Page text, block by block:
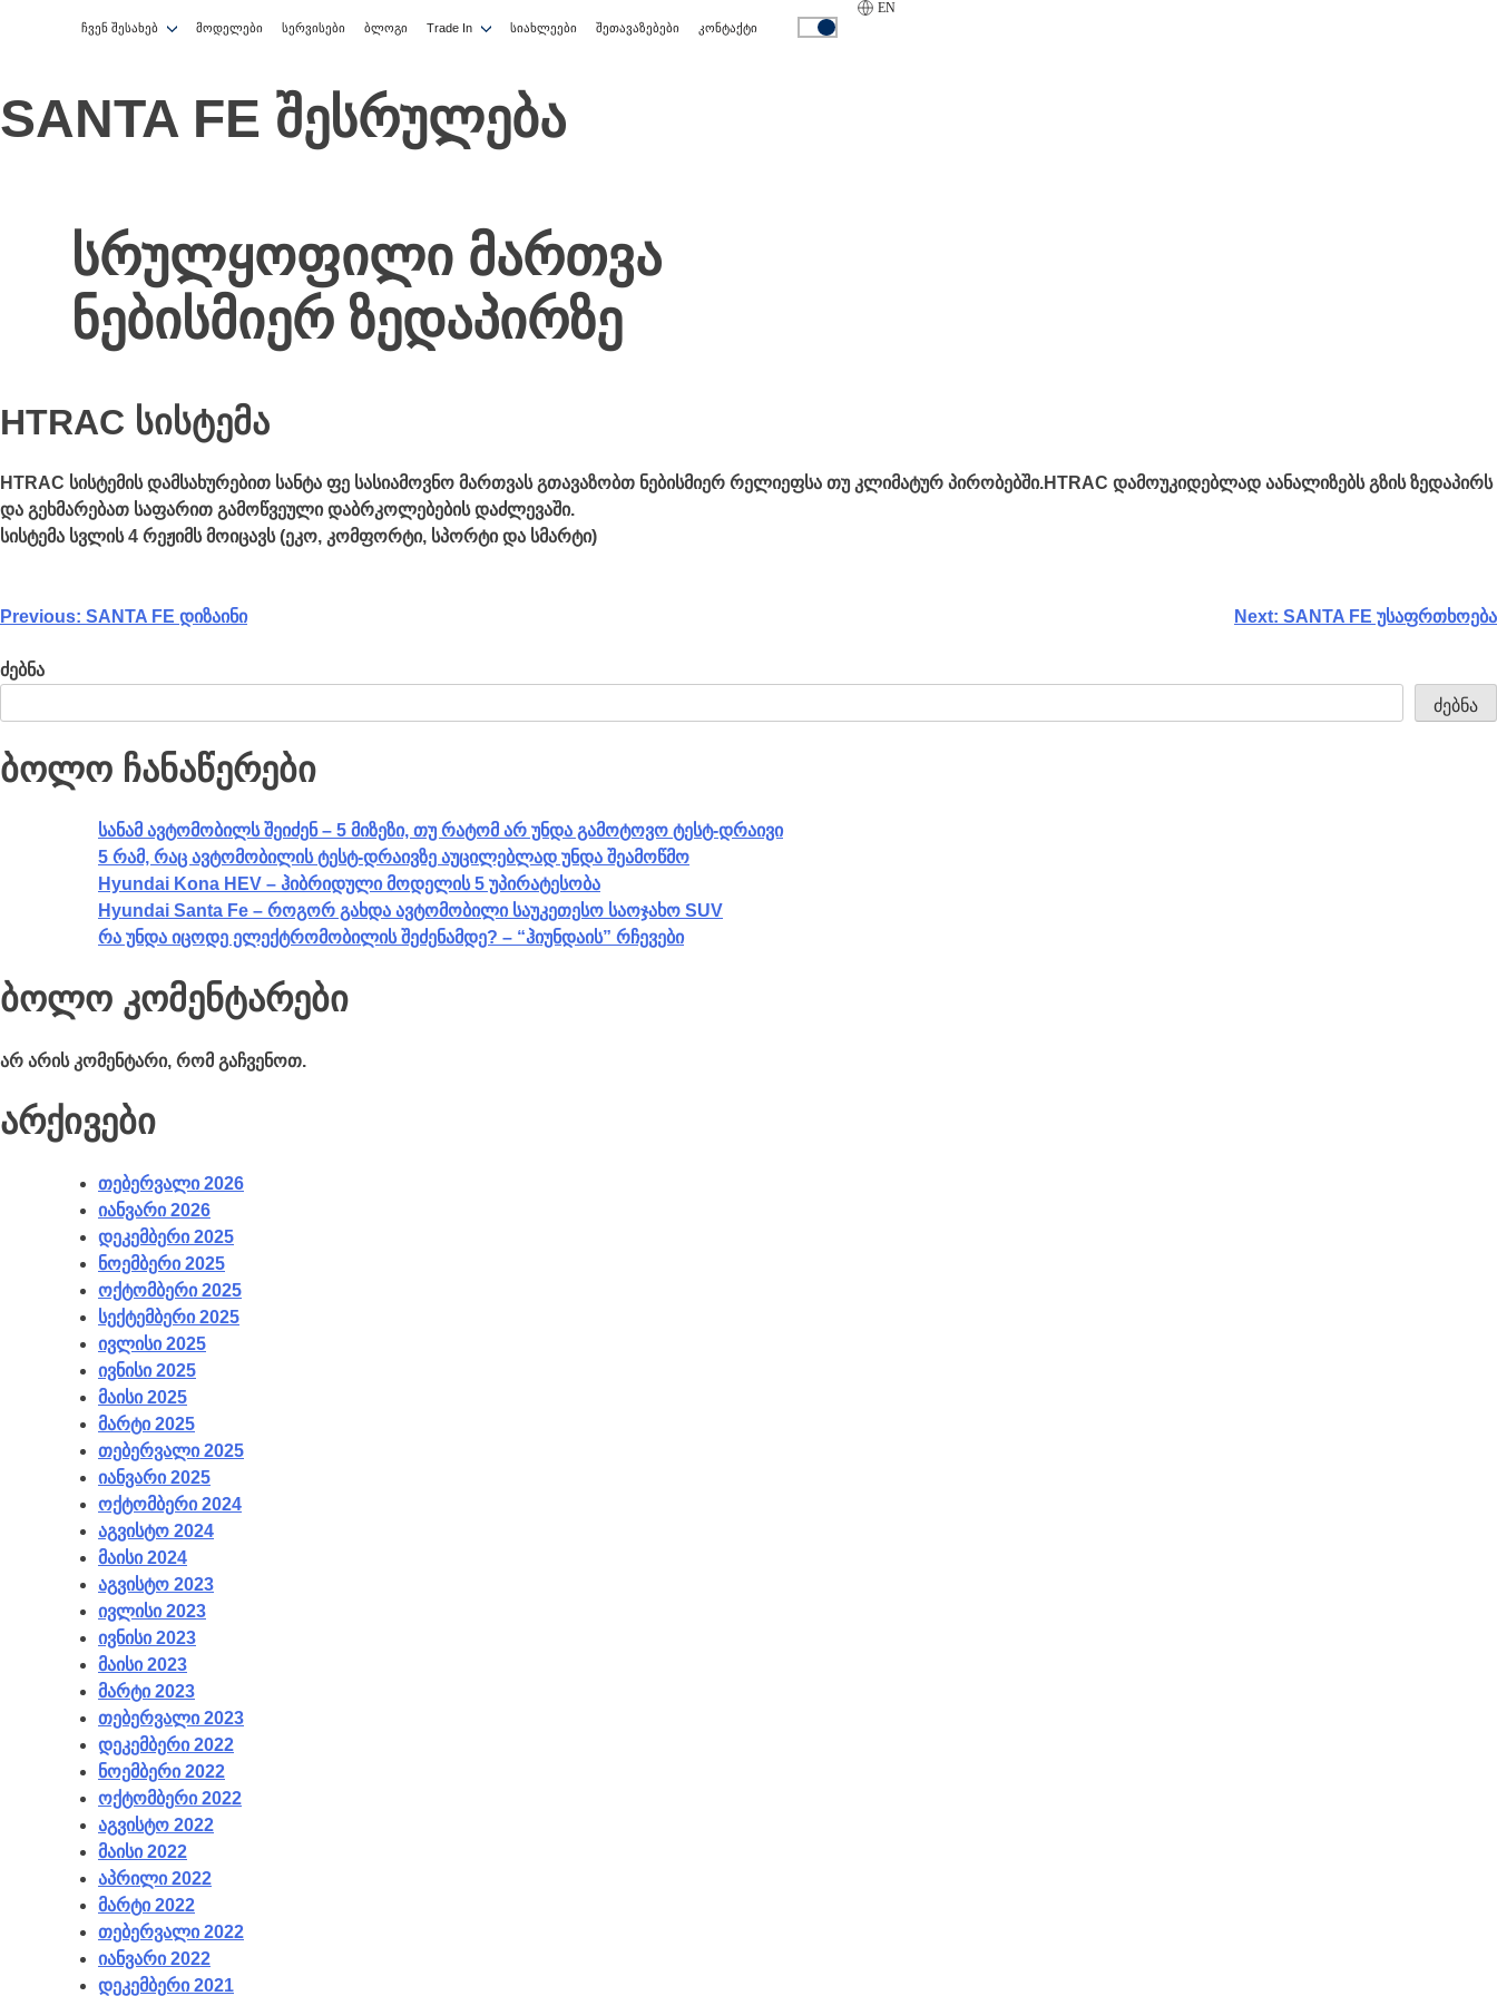
ჩვენ შესახებ მოდელები სერვისები ბლოგი Trade In სიახლეები შეთავაზებები კონტაქტი
EN
SANTA FE შესრულება
სრულყოფილი მართვა
ნებისმიერ ზედაპირზე
HTRAC სისტემა
HTRAC სისტემის დამსახურებით სანტა ფე სასიამოვნო მართვას გთავაზობთ ნებისმიერ რელიეფსა თუ კლიმატურ პირობებში.HTRAC დამოუკიდებლად აანალიზებს გზის ზედაპირს
და გეხმარებათ საფარით გამოწვეული დაბრკოლებების დაძლევაში.
სისტემა სვლის 4 რეჟიმს მოიცავს (ეკო, კომფორტი, სპორტი და სმარტი)
Previous: SANTA FE დიზაინი Next: SANTA FE უსაფრთხოება
ძებნა
ძებნა
ბოლო ჩანაწერები
სანამ ავტომობილს შეიძენ – 5 მიზეზი, თუ რატომ არ უნდა გამოტოვო ტესტ-დრაივი
5 რამ, რაც ავტომობილის ტესტ-დრაივზე აუცილებლად უნდა შეამოწმო
Hyundai Kona HEV – ჰიბრიდული მოდელის 5 უპირატესობა
Hyundai Santa Fe – როგორ გახდა ავტომობილი საუკეთესო საოჯახო SUV
რა უნდა იცოდე ელექტრომობილის შეძენამდე? – “ჰიუნდაის” რჩევები
ბოლო კომენტარები
არ არის კომენტარი, რომ გაჩვენოთ.
არქივები
თებერვალი 2026
იანვარი 2026
დეკემბერი 2025
ნოემბერი 2025
ოქტომბერი 2025
სექტემბერი 2025
ივლისი 2025
ივნისი 2025
მაისი 2025
მარტი 2025
თებერვალი 2025
იანვარი 2025
ოქტომბერი 2024
აგვისტო 2024
მაისი 2024
აგვისტო 2023
ივლისი 2023
ივნისი 2023
მაისი 2023
მარტი 2023
თებერვალი 2023
დეკემბერი 2022
ნოემბერი 2022
ოქტომბერი 2022
აგვისტო 2022
მაისი 2022
აპრილი 2022
მარტი 2022
თებერვალი 2022
იანვარი 2022
დეკემბერი 2021